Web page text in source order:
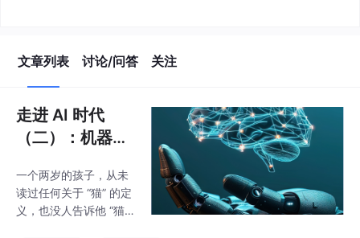
文章列表 讨论/问答 关注
走进 AI 时代
（二）：机器学
—— 从规则到数
据的思维革命
一个两岁的孩子，从未
读过任何关于 “猫” 的定
义，也没人告诉他 “猫